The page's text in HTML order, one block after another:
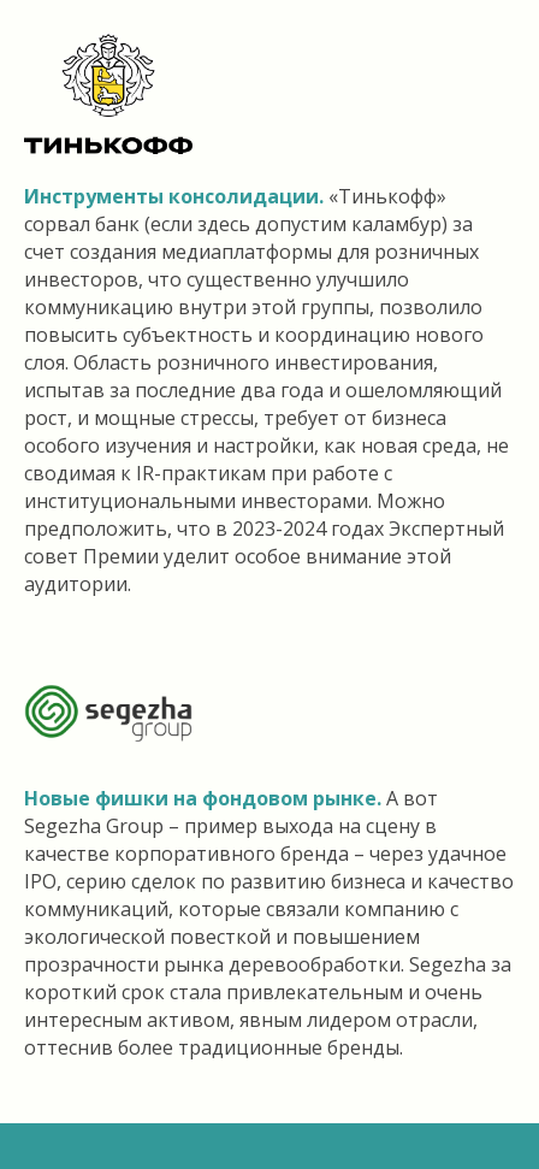
Инструменты консолидации. «Тинькофф»
сорвал банк (если здесь допустим каламбур) за
счет создания медиаплатформы для розничных
инвесторов, что существенно улучшило
коммуникацию внутри этой группы, позволило
повысить субъектность и координацию нового
слоя. Область розничного инвестирования,
испытав за последние два года и ошеломляющий
рост, и мощные стрессы, требует от бизнеса
особого изучения и настройки, как новая среда, не
сводимая к IR-практикам при работе с
институциональными инвесторами. Можно
предположить, что в 2023-2024 годах Экспертный
совет Премии уделит особое внимание этой
аудитории.
Новые фишки на фондовом рынке.А вот
Segezha Group – пример выхода на сцену в
качестве корпоративного бренда – через удачное
IPO, серию сделок по развитию бизнеса и качество
коммуникаций, которые связали компанию с
экологической повесткой и повышением
прозрачности рынка деревообработки. Segezha за
короткий срок стала привлекательным и очень
интересным активом, явным лидером отрасли,
оттеснив более традиционные бренды.